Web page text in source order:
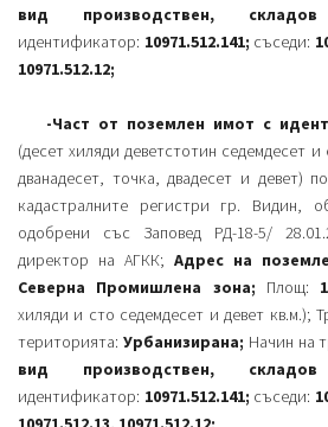
вид производствен,
идентификатор: 10971.512.141; съседи:
10971.512.12;
-Част от поземлен имот с
(десет хиляди деветстотин седемдесет
дванадесет, точка, двадесет и девет)
кадастралните регистри гр. Видин,
одобрени със Заповед РД-18-5/
директор на АГКК; Адрес на
Северна Промишлена зона; Площ:
хиляди и сто седемдесет и девет кв.м.);
територията: Урбанизирана; Начин на
вид производствен,
идентификатор: 10971.512.141; съседи: